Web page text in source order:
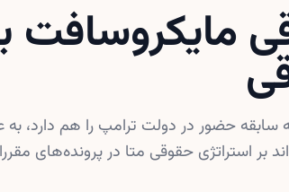
مایکروسافت
حضور در دولت ترامپ را هم دارد، به
استراتژی حقوقی متا در پرونده‌های